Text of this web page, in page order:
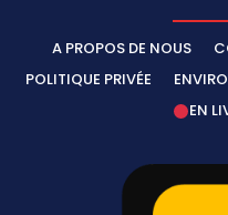
A PROPOS DE NOUS
POLITIQUE PRIVÉE
EN